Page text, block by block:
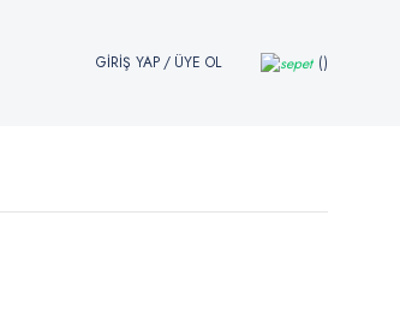
GİRİŞ YAP/ ÜYE OL